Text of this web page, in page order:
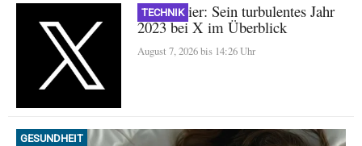
TECHNIK
Nikita Bier: Sein turbulentes Jahr
2023 bei X im Überblick
August 7, 2026 bis 14:26 Uhr
GESUNDHEIT